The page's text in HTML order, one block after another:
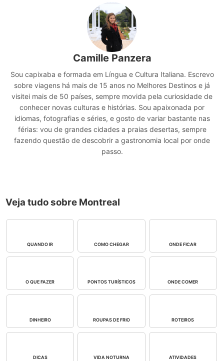
Camille Panzera
Sou capixaba e formada em Língua e Cultura Italiana. Escrevo
sobre viagens há mais de 15 anos no Melhores Destinos e já
visitei mais de 50 países, sempre movida pela curiosidade de
conhecer novas culturas e histórias. Sou apaixonada por
idiomas, fotografias e séries, e gosto de variar bastante nas
férias: vou de grandes cidades a praias desertas, sempre
fazendo questão de descobrir a gastronomia local por onde
passo.
Veja tudo sobre Montreal
QUANDO IR COMO CHEGAR ONDE FICAR
O QUE FAZER PONTOS TURÍSTICOS ONDE COMER
DINHEIRO ROUPAS DE FRIO ROTEIROS
DICAS VIDA NOTURNA ATIVIDADES